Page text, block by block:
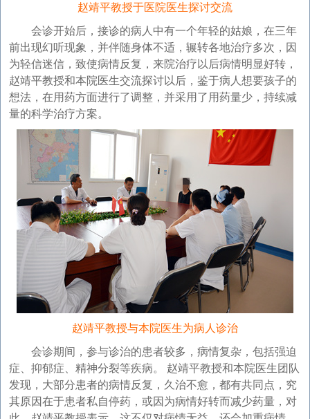
赵靖平教授于医院医生探讨交流
会诊开始后，接诊的病人中有一个年轻的姑娘，在三年
前出现幻听现象，并伴随身体不适，辗转各地治疗多次，因
为轻信迷信，致使病情反复，来院治疗以后病情明显好转，
赵靖平教授和本院医生交流探讨以后，鉴于病人想要孩子的
想法，在用药方面进行了调整，并采用了用药量少，持续减
量的科学治疗方案。
赵靖平教授与本院医生为病人诊治
会诊期间，参与诊治的患者较多，病情复杂，包括强迫
症、抑郁症、精神分裂等疾病。 赵靖平教授和本院医生团队
发现，大部分患者的病情反复，久治不愈，都有共同点，究
其原因在于患者私自停药，或因为病情好转而减少药量，对